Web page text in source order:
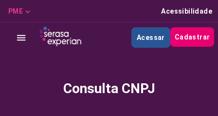
PME Acessibilidade
Acessar Cadastrar
Consulta CNPJ